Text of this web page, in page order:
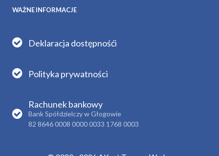
WAŻNE INFORMACJE
Deklaracja dostępnośći
Polityka prywatności
Rachunek bankowy
Bank Spółdzielczy w Głogowie
82 8646 0008 0000 0033 1768 0003